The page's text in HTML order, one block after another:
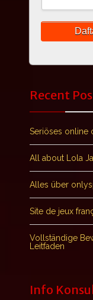
Recent
Seriöses online
All about Lola
Alles über
Site de jeux
Vollständige
Leitfaden
Info